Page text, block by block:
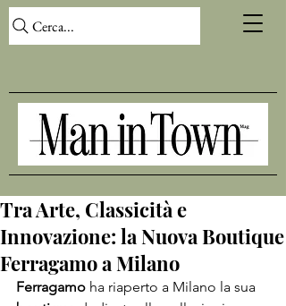
Cerca...
Tra Arte, Classicità e
Innovazione: la Nuova Boutique
Ferragamo a Milano
Ferragamo ha riaperto a Milano la sua